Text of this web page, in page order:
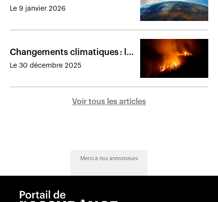
cœur des préoccupations en
Le 9 janvier 2026
Changements climatiques : les
catastrophes marquantes de
Le 30 décembre 2025
Voir tous les articles
Merci à nos annonceurs